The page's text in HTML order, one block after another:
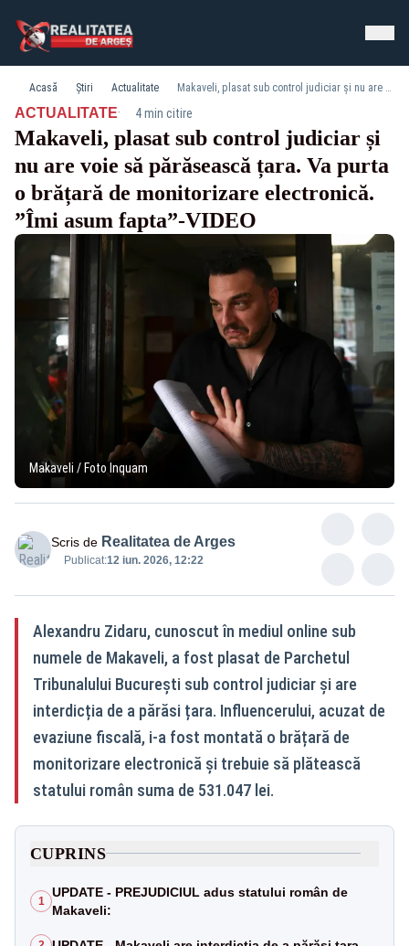
Acasă Știri Actualitate Makaveli, plasat sub control judiciar și nu are voie să părăsească țara. Va purta o brățară de monitorizare electronică. ”Îmi asum fapta”-VIDEO
ACTUALITATE· 4 min citire
Makaveli, plasat sub control judiciar și
nu are voie să părăsească țara. Va purta
o brățară de monitorizare electronică.
”Îmi asum fapta”-VIDEO
Makaveli / Foto Inquam
Scris de Realitatea de Arges
Publicat:12 iun. 2026, 12:22
Alexandru Zidaru, cunoscut în mediul online sub
numele de Makaveli, a fost plasat de Parchetul
Tribunalului București sub control judiciar și are
interdicția de a părăsi țara. Influencerului, acuzat de
evaziune fiscală, i-a fost montată o brățară de
monitorizare electronică și trebuie să plătească
statului român suma de 531.047 lei.
CUPRINS
1
UPDATE - PREJUDICIUL adus statului român de
Makaveli: